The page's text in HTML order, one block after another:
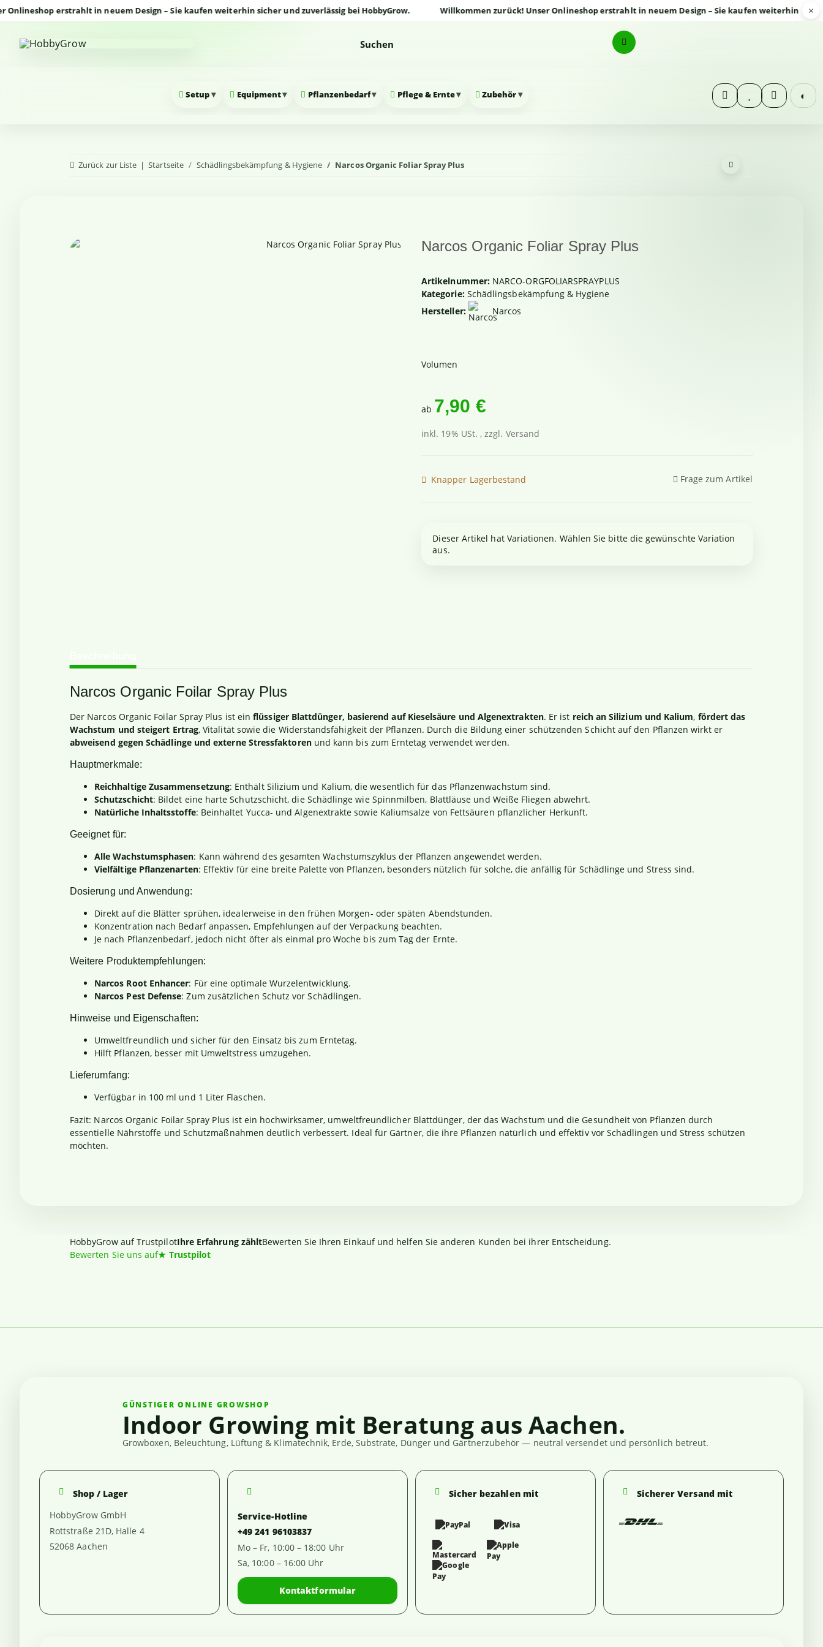
erstrahlt in neuem Design – Sie kaufen weiterhin sicher und zuverlässig bei HobbyGrow. Willkommen zurück! Unser Onlineshop erstrahlt in neuem Design – Sie kaufen weiterhin sicher ×
Setup▾ Equipment▾ Pflanzenbedarf▾ Pflege & Ernte▾ Zubehör▾ ◐
Zurück zur Liste Startseite Schädlingsbekämpfung & Hygiene Narcos Organic Foliar Spray Plus
Narcos Organic Foliar Spray Plus
Artikelnummer: NARCO-ORGFOLIARSPRAYPLUS
Kategorie: Schädlingsbekämpfung & Hygiene
Hersteller:
Narcos
Volumen
ab 7,90 €
inkl. 19% USt. , zzgl. Versand
Knapper Lagerbestand Frage zum Artikel
x
Dieser Artikel hat Variationen. Wählen Sie bitte die gewünschte Variation
aus.
Narcos Organic Foilar Spray Plus
Der Narcos Organic Foilar Spray Plus ist einflüssiger Blattdünger, basierend auf Kieselsäure und Algenextrakten. Er ist reich an Silizium und Kalium, fördert das
Wachstum und steigert Ertrag, Vitalität sowie die Widerstandsfähigkeit der Pflanzen. Durch die Bildung einer schützenden Schicht auf den Pflanzen wirkt er
abweisend gegen Schädlinge und externe Stressfaktorenund kann bis zum Erntetag verwendet werden.
Hauptmerkmale:
Reichhaltige Zusammensetzung: Enthält Silizium und Kalium, die wesentlich für das Pflanzenwachstum sind.
Schutzschicht: Bildet eine harte Schutzschicht, die Schädlinge wie Spinnmilben, Blattläuse und Weiße Fliegen abwehrt.
Natürliche Inhaltsstoffe: Beinhaltet Yucca- und Algenextrakte sowie Kaliumsalze von Fettsäuren pflanzlicher Herkunft.
Geeignet für:
Alle Wachstumsphasen: Kann während des gesamten Wachstumszyklus der Pflanzen angewendet werden.
Vielfältige Pflanzenarten: Effektiv für eine breite Palette von Pflanzen, besonders nützlich für solche, die anfällig für Schädlinge und Stress sind.
Dosierung und Anwendung:
Direkt auf die Blätter sprühen, idealerweise in den frühen Morgen- oder späten Abendstunden.
Konzentration nach Bedarf anpassen, Empfehlungen auf der Verpackung beachten.
Je nach Pflanzenbedarf, jedoch nicht öfter als einmal pro Woche bis zum Tag der Ernte.
Weitere Produktempfehlungen:
Narcos Root Enhancer: Für eine optimale Wurzelentwicklung.
Narcos Pest Defense: Zum zusätzlichen Schutz vor Schädlingen.
Hinweise und Eigenschaften:
Umweltfreundlich und sicher für den Einsatz bis zum Erntetag.
Hilft Pflanzen, besser mit Umweltstress umzugehen.
Lieferumfang:
Verfügbar in 100 ml und 1 Liter Flaschen.
Fazit: Narcos Organic Foilar Spray Plus ist ein hochwirksamer, umweltfreundlicher Blattdünger, der das Wachstum und die Gesundheit von Pflanzen durch
essentielle Nährstoffe und Schutzmaßnahmen deutlich verbessert. Ideal für Gärtner, die ihre Pflanzen natürlich und effektiv vor Schädlingen und Stress schützen
möchten.
HobbyGrow auf TrustpilotIhre Erfahrung zähltBewerten Sie Ihren Einkauf und helfen Sie anderen Kunden bei ihrer Entscheidung.
Bewerten Sie uns auf★ Trustpilot
GÜNSTIGER ONLINE GROWSHOP
Indoor Growing mit Beratung aus Aachen.
Growboxen, Beleuchtung, Lüftung & Klimatechnik, Erde, Substrate, Dünger und Gärtnerzubehör — neutral versendet und persönlich betreut.
Shop / Lager
HobbyGrow GmbH
Rottstraße 21D, Halle 4
52068 Aachen
Service-Hotline
+49 241 96103837
Mo – Fr, 10:00 – 18:00 Uhr
Sa, 10:00 – 16:00 Uhr
Kontaktformular
Sicher bezahlen mit Sicherer Versand mit